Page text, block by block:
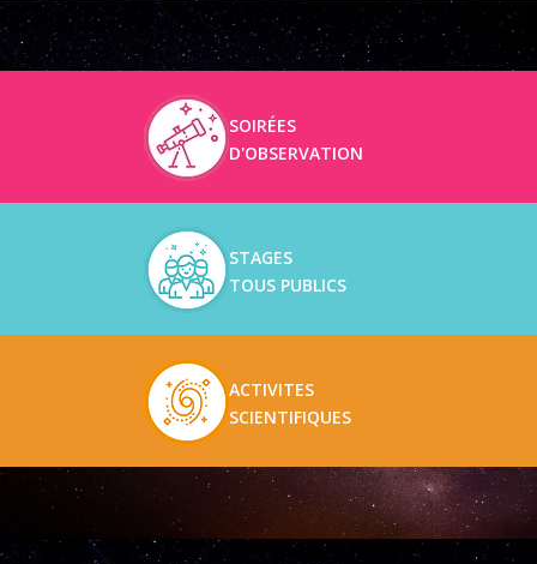
SOIRÉES
D'OBSERVATION
STAGES
TOUS PUBLICS
ACTIVITES
SCIENTIFIQUES